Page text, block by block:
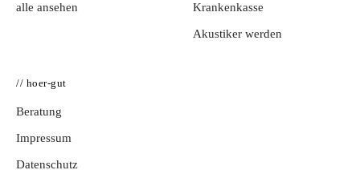
alle ansehen Krankenkasse
Akustiker werden
// hoer-gut
Beratung
Impressum
Datenschutz